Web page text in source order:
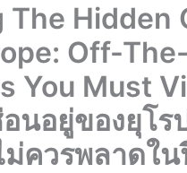
The Hidden
Off-
You Must
อยู่ของยุโร
ม่ควรพลาดใ